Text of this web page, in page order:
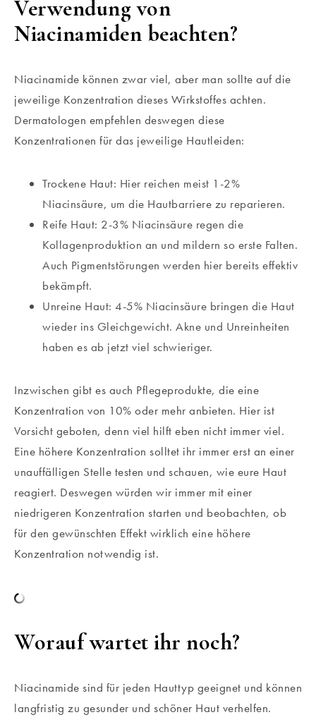
Verwendung von
Niacinamiden beachten?
Niacinamide können zwar viel, aber man sollte auf die
jeweilige Konzentration dieses Wirkstoffes achten.
Dermatologen empfehlen deswegen diese
Konzentrationen für das jeweilige Hautleiden:
Trockene Haut: Hier reichen meist 1-2%
Niacinsäure, um die Hautbarriere zu reparieren.
Reife Haut: 2-3% Niacinsäure regen die
Kollagenproduktion an und mildern so erste Falten.
Auch Pigmentstörungen werden hier bereits effektiv
bekämpft.
Unreine Haut: 4-5% Niacinsäure bringen die Haut
wieder ins Gleichgewicht. Akne und Unreinheiten
haben es ab jetzt viel schwieriger.
Inzwischen gibt es auch Pflegeprodukte, die eine
Konzentration von 10% oder mehr anbieten. Hier ist
Vorsicht geboten, denn viel hilft eben nicht immer viel.
Eine höhere Konzentration solltet ihr immer erst an einer
unauffälligen Stelle testen und schauen, wie eure Haut
reagiert. Deswegen würden wir immer mit einer
niedrigeren Konzentration starten und beobachten, ob
für den gewünschten Effekt wirklich eine höhere
Konzentration notwendig ist.
Worauf wartet ihr noch?
Niacinamide sind für jeden Hauttyp geeignet und können
langfristig zu gesunder und schöner Haut verhelfen.